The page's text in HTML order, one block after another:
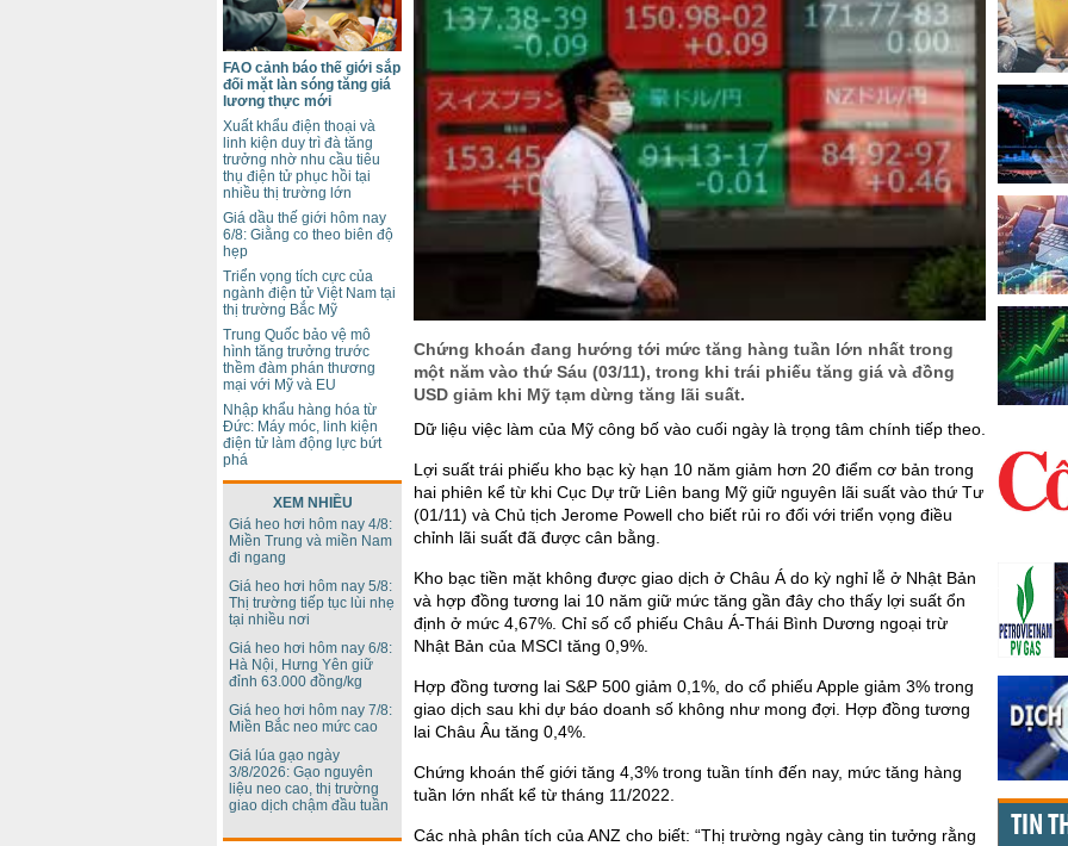
Chứng khoán đang hướng tới mức tăng hàng tuần lớn nhất trong
một năm vào thứ Sáu (03/11), trong khi trái phiếu tăng giá và đồng
USD giảm khi Mỹ tạm dừng tăng lãi suất.
Dữ liệu việc làm của Mỹ công bố vào cuối ngày là trọng tâm chính tiếp theo.
Lợi suất trái phiếu kho bạc kỳ hạn 10 năm giảm hơn 20 điểm cơ bản trong
hai phiên kể từ khi Cục Dự trữ Liên bang Mỹ giữ nguyên lãi suất vào thứ Tư
(01/11) và Chủ tịch Jerome Powell cho biết rủi ro đối với triển vọng điều
chỉnh lãi suất đã được cân bằng.
Kho bạc tiền mặt không được giao dịch ở Châu Á do kỳ nghỉ lễ ở Nhật Bản
và hợp đồng tương lai 10 năm giữ mức tăng gần đây cho thấy lợi suất ổn
định ở mức 4,67%. Chỉ số cổ phiếu Châu Á-Thái Bình Dương ngoại trừ
Nhật Bản của MSCI tăng 0,9%.
Hợp đồng tương lai S&P 500 giảm 0,1%, do cổ phiếu Apple giảm 3% trong
giao dịch sau khi dự báo doanh số không như mong đợi. Hợp đồng tương
lai Châu Âu tăng 0,4%.
Chứng khoán thế giới tăng 4,3% trong tuần tính đến nay, mức tăng hàng
tuần lớn nhất kể từ tháng 11/2022.
Các nhà phân tích của ANZ cho biết: “Thị trường ngày càng tin tưởng rằng
FAO cảnh báo thế giới sắp
đối mặt làn sóng tăng giá
lương thực mới
Xuất khẩu điện thoại và
linh kiện duy trì đà tăng
trưởng nhờ nhu cầu tiêu
thụ điện tử phục hồi tại
nhiều thị trường lớn
Giá dầu thế giới hôm nay
6/8: Giằng co theo biên độ
hẹp
Triển vọng tích cực của
ngành điện tử Việt Nam tại
thị trường Bắc Mỹ
Trung Quốc bảo vệ mô
hình tăng trưởng trước
thềm đàm phán thương
mại với Mỹ và EU
Nhập khẩu hàng hóa từ
Đức: Máy móc, linh kiện
điện tử làm động lực bứt
phá
XEM NHIỀU
Giá heo hơi hôm nay 4/8:
Miền Trung và miền Nam
đi ngang
Giá heo hơi hôm nay 5/8:
Thị trường tiếp tục lùi nhẹ
tại nhiều nơi
Giá heo hơi hôm nay 6/8:
Hà Nội, Hưng Yên giữ
đỉnh 63.000 đồng/kg
Giá heo hơi hôm nay 7/8:
Miền Bắc neo mức cao
Giá lúa gạo ngày
3/8/2026: Gạo nguyên
liệu neo cao, thị trường
giao dịch chậm đầu tuần
TIN